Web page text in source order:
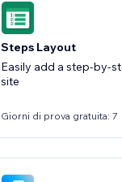
Steps Layout
Easily add a step-by-
site
Giorni di prova gratuita: 7